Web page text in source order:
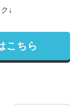
↓
こちら